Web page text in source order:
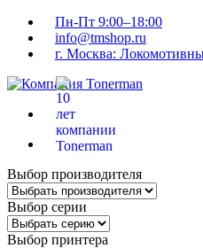
Пн-Пт 9:00–18:00
info@tmshop.ru
г. Москва:
Выбор производителя
Выбор серии
Выбор принтера